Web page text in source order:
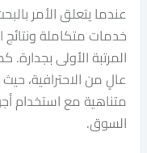
عندما يتعلق الأمر
خدمات متكاملة ونتائج
المرتبة الأولى
عالٍ من الاحترافية،
متناهية مع استخدام
السوق.